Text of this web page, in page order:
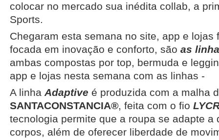
colocar no mercado sua inédita collab, a
Sports.
Chegaram esta semana no site, app e lojas
focada em inovação e conforto, são as
ambas compostas por top, bermuda e
app e lojas nesta semana com as linhas -
A linha Adaptive é produzida com a malha
SANTACONSTANCIA®, feita com o fio
tecnologia permite que a roupa se adapte a
corpos, além de oferecer liberdade de